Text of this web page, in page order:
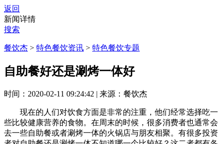
返回
新闻详情
搜索
餐饮杰 > 特色餐饮资讯 > 特色餐饮专题
自助餐好还是涮烤一体好
时间：2020-02-11 09:24:42 | 来源：餐饮杰
现在的人们对饮食方面是非常的注重，他们经常选择吃一
些比较健康营养的食物。在周末的时候，很多消费者也通常会
去一些自助餐或者涮烤一体的火锅店与朋友相聚。有很多投资